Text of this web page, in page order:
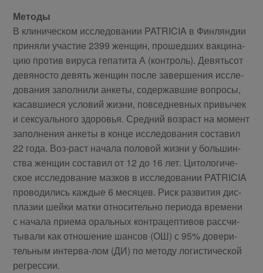
Методы
В кли­ни­че­ском ис­сле­до­ва­нии PATRICIA в Фин­лян­дии
при­ня­ли уча­стие 2399 жен­щин, про­шед­ших вак­ци­на­
цию про­тив ви­ру­са ге­па­ти­та А (кон­троль). Де­вять­сот
де­вя­но­сто де­вять жен­щин по­сле за­вер­ше­ния ис­сле­
до­ва­ния за­пол­ни­ли ан­ке­ты, со­дер­жав­шие во­про­сы,
ка­сав­ши­е­ся усло­вий жиз­ни, по­все­днев­ных при­вы­чек
и сек­су­аль­но­го здо­ро­вья. Сред­ний воз­раст на мо­мент
за­пол­не­ния ан­ке­ты в кон­це ис­сле­до­ва­ния со­ста­вил
22 го­да. Воз-раст на­ча­ла по­ло­вой жиз­ни у боль­шин­
ства жен­щин со­ста­вил от 12 до 16 лет. Ци­то­ло­ги­че­
ское ис­сле­до­ва­ние маз­ков в ис­сле­до­ва­нии PATRICIA
про­во­ди­лись каж­дые 6 ме­ся­цев. Риск раз­ви­тия дис­
пла­зии шей­ки мат­ки от­но­си­тель­но пе­ри­о­да вре­ме­ни
с на­ча­ла при­е­ма ораль­ных кон­тра­цеп­ти­вов рас­счи­
ты­ва­ли как от­но­ше­ние шан­сов (ОШ) с 95% до­ве­ри­
тель­ным ин­тер­ва-лом (ДИ) по ме­то­ду ло­ги­сти­че­ской
ре­грессии.